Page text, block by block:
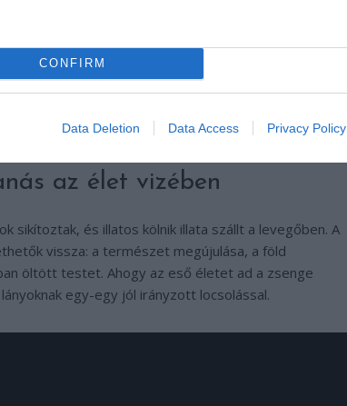
CONFIRM
Data Deletion Data Access Privacy Policy
az élet vizében
sikítoztak, és illatos kölnik illata szállt a levegőben. A
vissza: a természet megújulása, a föld
öltött testet. Ahogy az eső életet ad a zsenge
egy-egy jól irányzott locsolással.